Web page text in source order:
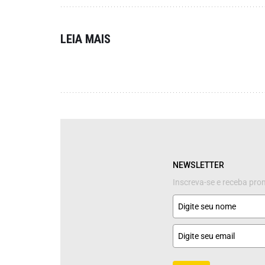
LEIA MAIS
NEWSLETTER
Inscreva-se e receba